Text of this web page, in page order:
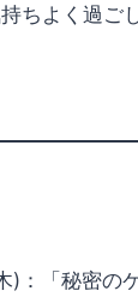
ちよく過ご
)：「秘密の